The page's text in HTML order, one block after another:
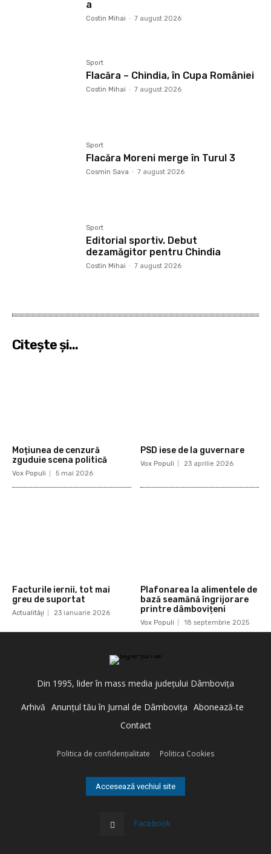
a
Costin Mihai - 7 august 2026
Sport
Flacăra – Chindia, în Cupa României
Costin Mihai - 7 august 2026
Sport
Flacăra Moreni merge în Turul 3
Cosmin Sava - 7 august 2026
Sport
Editorial sportiv. Debut
dezamăgitor pentru Chindia
Costin Mihai - 7 august 2026
Citeşte şi...
Moțiunea de cenzură
zguduie scena politică
Vox Populi 5 mai 2026
PSD iese de la guvernare
Vox Populi 23 aprilie 2026
Facturile iernii, tot mai
greu de suportat
Actualităţi 23 ianuarie 2026
Plafonarea la alimentele de
bază seamănă îngrijorare
printre dâmbovițeni
Vox Populi 18 septembrie 2025
Din 1995, lider în mass media judeţului Dâmboviţa
Arhivă Anunţul tău în Jurnal de Dâmboviţa Abonează-te
Contact
Politica de confidenţialitate Politica Cookies
Accesează vechiul site
Facebook